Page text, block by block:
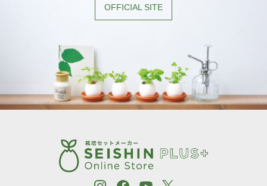
OFFICIAL SITE